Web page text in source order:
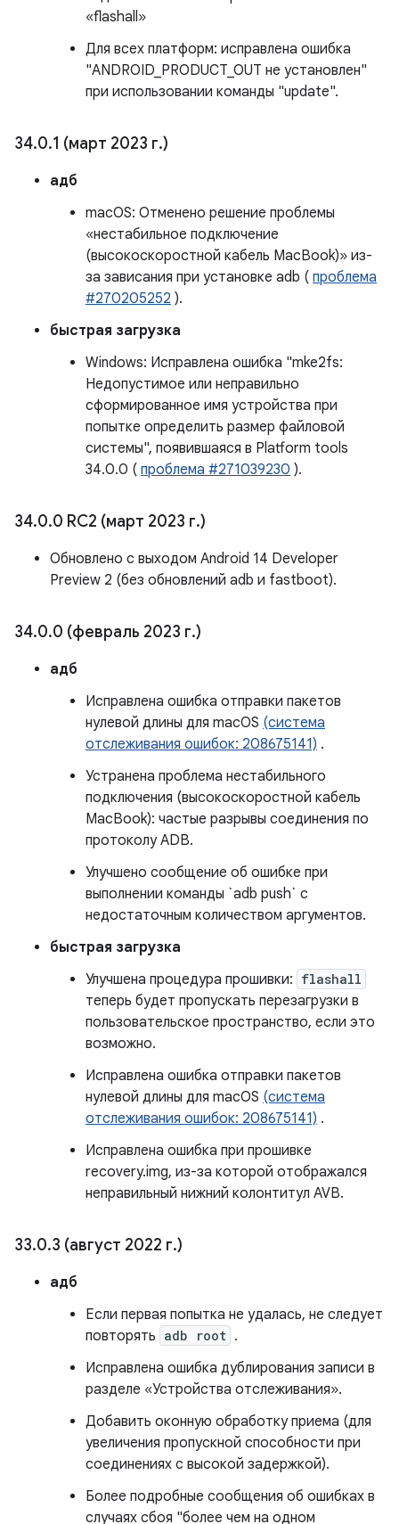
«flashall»
Для всех платформ: исправлена ​​ошибка
"ANDROID_PRODUCT_OUT не установлен"
при использовании команды "update".
34.0.1 (март 2023 г.)
адб
macOS: Отменено решение проблемы
«нестабильное подключение
(высокоскоростной кабель MacBook)» из-
за зависания при установке adb ( проблема
#270205252 ).
быстрая загрузка
Windows: Исправлена ​​ошибка "mke2fs:
Недопустимое или неправильно
сформированное имя устройства при
попытке определить размер файловой
системы", появившаяся в Platform tools
34.0.0 ( проблема #271039230 ).
34.0.0 RC2 (март 2023 г.)
Обновлено с выходом Android 14 Developer
Preview 2 (без обновлений adb и fastboot).
34.0.0 (февраль 2023 г.)
адб
Исправлена ​​ошибка отправки пакетов
нулевой длины для macOS (система
отслеживания ошибок: 208675141) .
Устранена проблема нестабильного
подключения (высокоскоростной кабель
MacBook): частые разрывы соединения по
протоколу ADB.
Улучшено сообщение об ошибке при
выполнении команды `adb push` с
недостаточным количеством аргументов.
быстрая загрузка
Улучшена процедура прошивки: flashall
теперь будет пропускать перезагрузки в
пользовательское пространство, если это
возможно.
Исправлена ​​ошибка отправки пакетов
нулевой длины для macOS (система
отслеживания ошибок: 208675141) .
Исправлена ​​ошибка при прошивке
recovery.img, из-за которой отображался
неправильный нижний колонтитул AVB.
33.0.3 (август 2022 г.)
адб
Если первая попытка не удалась, не следует
повторять adb root .
Исправлена ​​ошибка дублирования записи в
разделе «Устройства отслеживания».
Добавить оконную обработку приема (для
увеличения пропускной способности при
соединениях с высокой задержкой).
Более подробные сообщения об ошибках в
случаях сбоя "более чем на одном